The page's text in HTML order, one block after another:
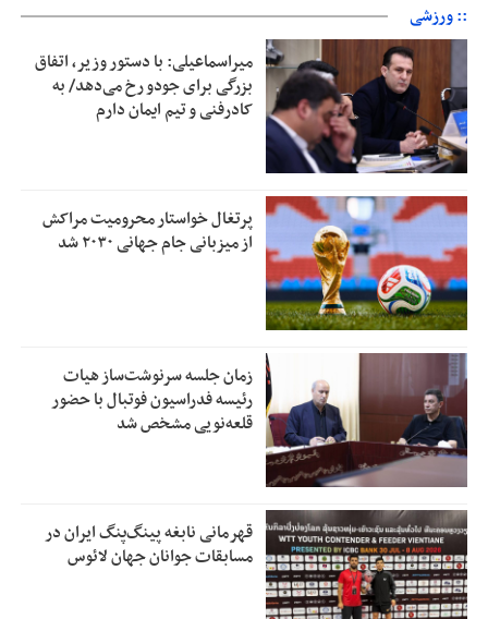
:: ورزشی
میراسماعیلی: با دستور وزیر، اتفاق
بزرگی برای جودو رخ می‌دهد/ به
کادرفنی و تیم ایمان دارم
پرتغال خواستار محرومیت مراکش
از میزبانی جام جهانی ۲۰۳۰ شد
زمان جلسه سرنوشت‌ساز هیات
رئیسه فدراسیون فوتبال با حضور
قلعه‌نویی مشخص شد
قهرمانی نابغه پینگ‌پنگ ایران در
مسابقات جوانان جهان لائوس